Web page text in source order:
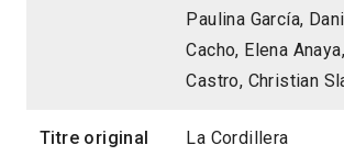
Paulina García,
Cacho, Elena
Castro, Christian
Titre original La Cordillera